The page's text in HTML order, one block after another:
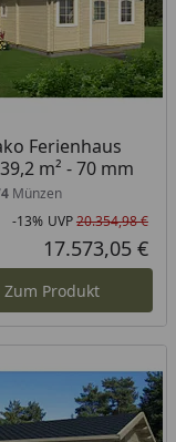
Preis
Ferienhaus
m² - 70 mm
Münzen
-13% UVP20.354,98 €
17.573,05 €
Zum Produkt